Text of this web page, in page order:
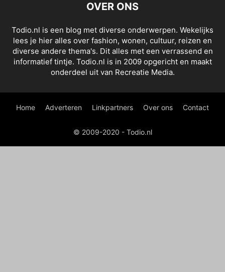
OVER ONS
Todio.nl is een blog met diverse onderwerpen. Wekelijks
lees je hier alles over fashion, wonen, cultuur, reizen en
diverse andere thema's. Dit alles met een verrassend en
informatief tintje. Todio.nl is in 2009 opgericht en maakt
onderdeel uit van Recreatie Media.
Home Adverteren Linkpartners Over ons Contact
© 2009-2020 - Todio.nl